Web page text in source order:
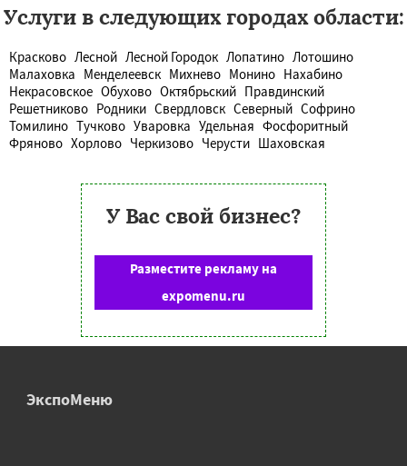
Услуги в следующих городах области:
Красково Лесной Лесной Городок Лопатино Лотошино
Малаховка Менделеевск Михнево Монино Нахабино
Некрасовское Обухово Октябрьский Правдинский
Решетниково Родники Свердловск Северный Софрино
Томилино Тучково Уваровка Удельная Фосфоритный
Фряново Хорлово Черкизово Черусти Шаховская
У Вас свой бизнес?
Разместите рекламу на
expomenu.ru
ЭкспоМеню